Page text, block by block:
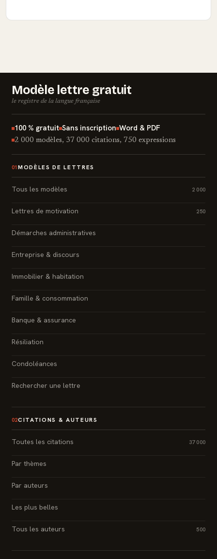
Modèle lettre gratuit
le registre de la langue française
100 % gratuit Sans inscription Word & PDF
2 000 modèles, 37 000 citations, 750 expressions
01 MODÈLES DE LETTRES
Tous les modèles 2 000
Lettres de motivation 250
Démarches administratives
Entreprise & discours
Immobilier & habitation
Famille & consommation
Banque & assurance
Résiliation
Condoléances
Rechercher une lettre
02CITATIONS & AUTEURS
Toutes les citations 37 000
Par thèmes
Par auteurs
Les plus belles
Tous les auteurs 500